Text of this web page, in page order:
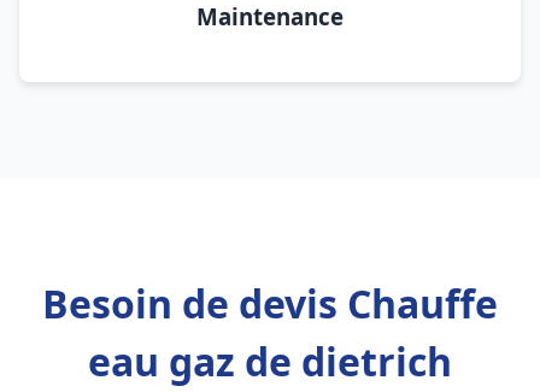
Maintenance
Besoin de devis Chauffe
eau gaz de dietrich